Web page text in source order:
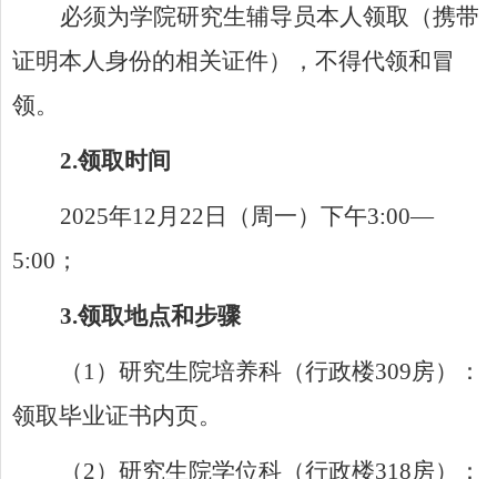
必须为学院研究生辅导员本人领取（携带
证明本人身份的相关证件），不得代领和冒
领。
2.领取时间
2025年12月 22 日 （ 周一） 下午3:00—
5:00 ；
3.领取地点和步骤
（ 1） 研究生院培养科（行政楼309房）：
领取毕业证书内页。
（2） 研究生院学位科（行政楼318房）：